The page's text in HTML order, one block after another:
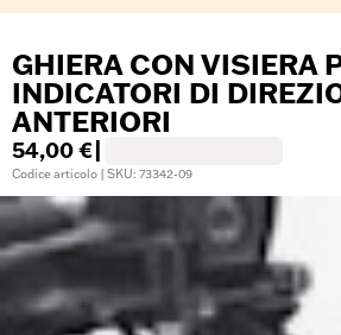
GHIERA CON VISIERA
INDICATORI DI
ANTERIORI
54,00 €
Codice articolo | SKU: 73342-09